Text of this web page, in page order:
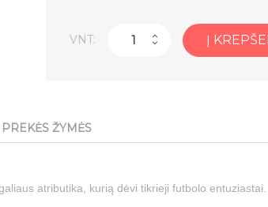
VNT: Į
PREKĖS ŽYMĖS
atributika, kurią dėvi tikrieji futbolo